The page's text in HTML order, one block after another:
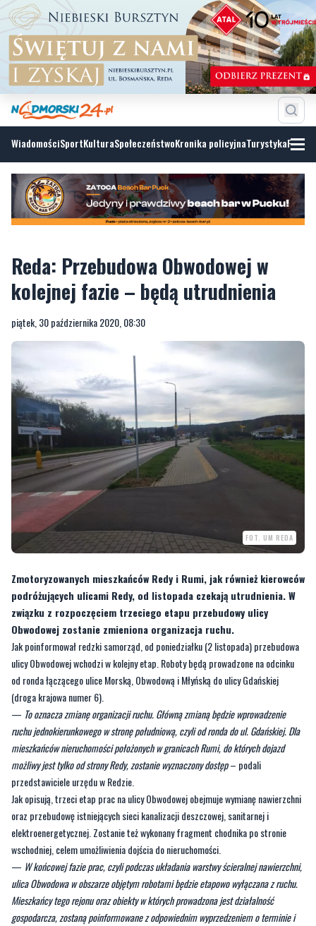
WiadomościSportKulturaSpołeczeństwoKronika policyjnaTurystyka
Reda: Przebudowa Obwodowej w
kolejnej fazie – będą utrudnienia
piątek, 30 października 2020, 08:30
FOT. UM REDA
Zmotoryzowanych mieszkańców Redy i Rumi, jak również kierowców
podróżujących ulicami Redy, od listopada czekają utrudnienia. W
związku z rozpoczęciem trzeciego etapu przebudowy ulicy
Obwodowej zostanie zmieniona organizacja ruchu.
Jak poinformował redzki samorząd, od poniedziałku (2 listopada) przebudowa
ulicy Obwodowej wchodzi w kolejny etap. Roboty będą prowadzone na odcinku
od ronda łączącego ulice Morską, Obwodową i Młyńską do ulicy Gdańskiej
(droga krajowa numer 6).
— To oznacza zmianę organizacji ruchu. Główną zmianą będzie wprowadzenie
ruchu jednokierunkowego w stronę południową, czyli od ronda do ul. Gdańskiej. Dla
mieszkańców nieruchomości położonych w granicach Rumi, do których dojazd
możliwy jest tylko od strony Redy, zostanie wyznaczony dostęp– podali
przedstawiciele urzędu w Redzie.
Jak opisują, trzeci etap prac na ulicy Obwodowej obejmuje wymianę nawierzchni
oraz przebudowę istniejących sieci kanalizacji deszczowej, sanitarnej i
elektroenergetycznej. Zostanie też wykonany fragment chodnika po stronie
wschodniej, celem umożliwienia dojścia do nieruchomości.
— W końcowej fazie prac, czyli podczas układania warstwy ścieralnej nawierzchni,
ulica Obwodowa w obszarze objętym robotami będzie etapowo wyłączana z ruchu.
Mieszkańcy tego rejonu oraz obiekty w których prowadzona jest działalność
gospodarcza, zostaną poinformowane z odpowiednim wyprzedzeniem o terminie i